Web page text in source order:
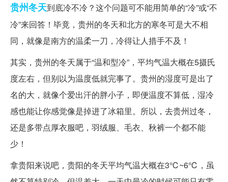
贵州冬天到底冷不冷？这个问题可不能用简单的“冷”或“不
冷”来回答！毕竟，贵州的冬天和北方的寒冬可是大不相
同，就像是南方的温柔一刀，冷得让人措手不及！
其实，贵州的冬天属于“温和型冷”，平均气温大概在5摄氏
度左右，但别以为温度低就完事了。贵州的湿度可是出了
名的大，就像个爱出汗的胖小子，即便温度不算低，湿冷
感也能让你感觉像是掉进了冰箱里。所以，去贵州过冬，
还是多带点厚衣服吧，羽绒服、毛衣、秋裤一个都不能
少！
拿贵阳来说吧，贵阳的冬天平均气温大概在3℃~6℃，虽